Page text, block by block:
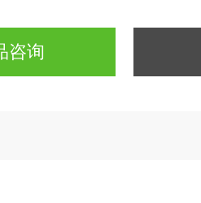
咨询